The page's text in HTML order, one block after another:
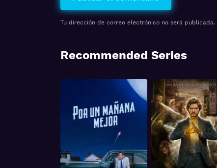
Tu dirección de correo electrónico no será publicada.
Recommended Series